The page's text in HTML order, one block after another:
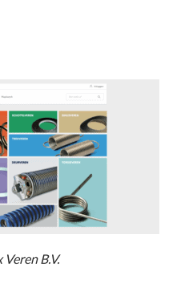
B.V.